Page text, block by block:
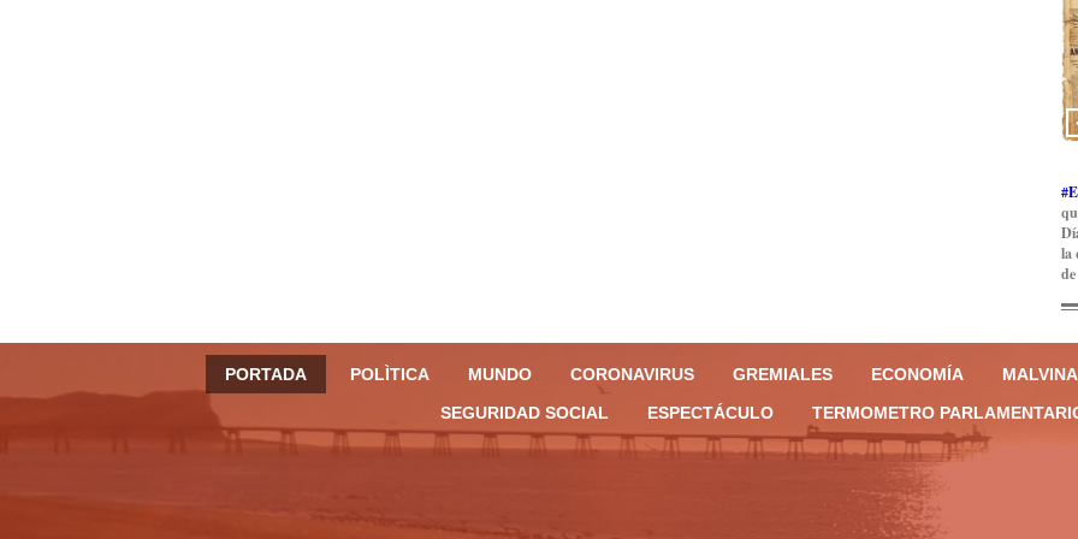
la
PORTADA POLÌTICA MUNDO CORONAVIRUS GREMIALES ECONOMÍA
SEGURIDAD SOCIAL
ESPECTÁCULO TERMOMETRO